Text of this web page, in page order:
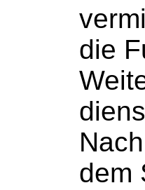
die
dem